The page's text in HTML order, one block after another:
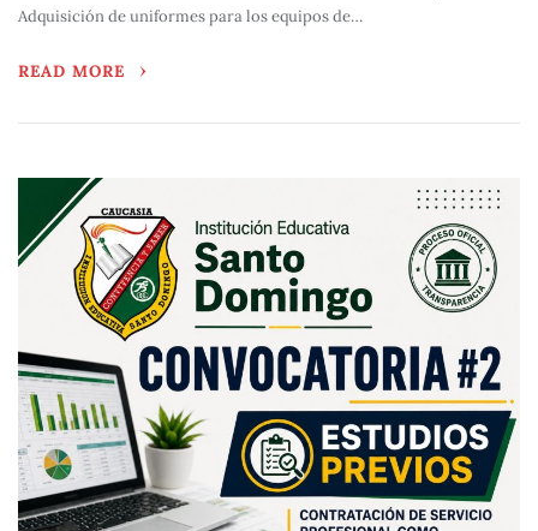
Adquisición de uniformes para los equipos de…
READ MORE